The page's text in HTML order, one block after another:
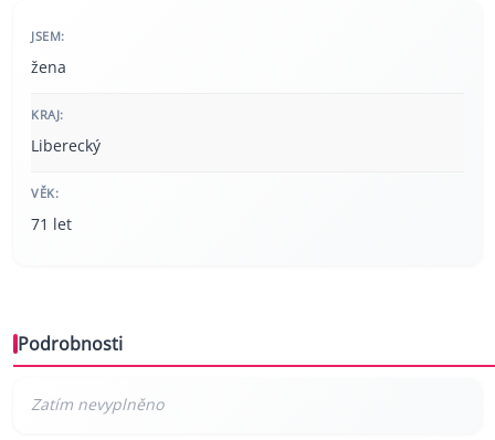
JSEM:
žena
KRAJ:
Liberecký
VĚK:
71 let
Podrobnosti